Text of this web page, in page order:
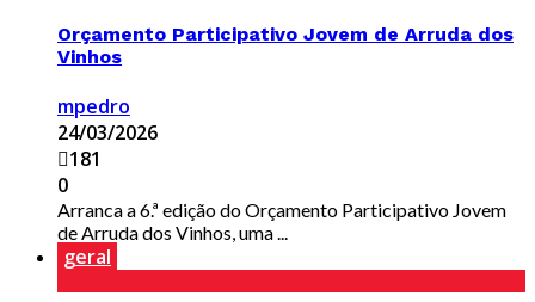
Orçamento Participativo Jovem de Arruda dos
Vinhos
mpedro
24/03/2026
181
0
Arranca a 6.ª edição do Orçamento Participativo Jovem
de Arruda dos Vinhos, uma ...
geral